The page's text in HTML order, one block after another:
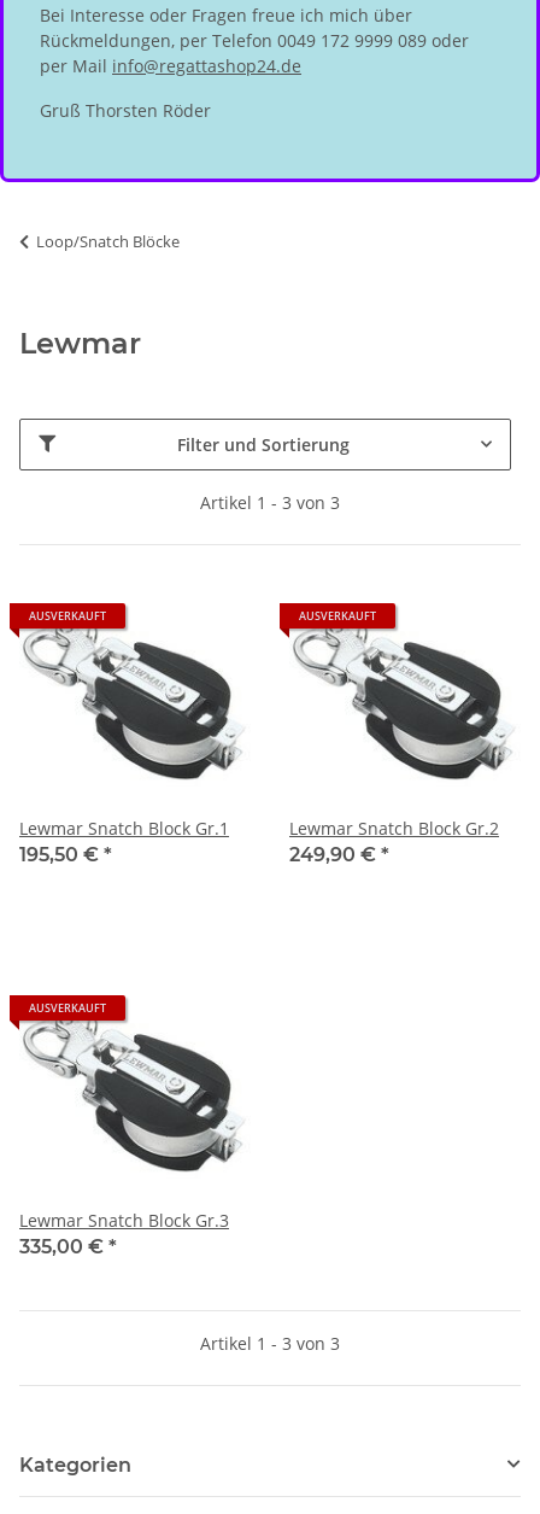
Bei Interesse oder Fragen freue ich mich über
Rückmeldungen, per Telefon 0049 172 9999 089 oder
per Mail info@regattashop24.de
Gruß Thorsten Röder
Loop/Snatch Blöcke
Lewmar
Filter und Sortierung
Artikel 1 - 3 von 3
AUSVERKAUFT
Lewmar Snatch Block Gr.1
195,50 € *
AUSVERKAUFT
Lewmar Snatch Block Gr.2
249,90 € *
AUSVERKAUFT
Lewmar Snatch Block Gr.3
335,00 € *
Artikel 1 - 3 von 3
Kategorien